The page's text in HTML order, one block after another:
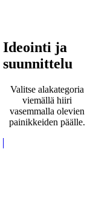
Ideointi ja
suunnittelu
Valitse alakategoria
viemällä hiiri
vasemmalla olevien
painikkeiden päälle.